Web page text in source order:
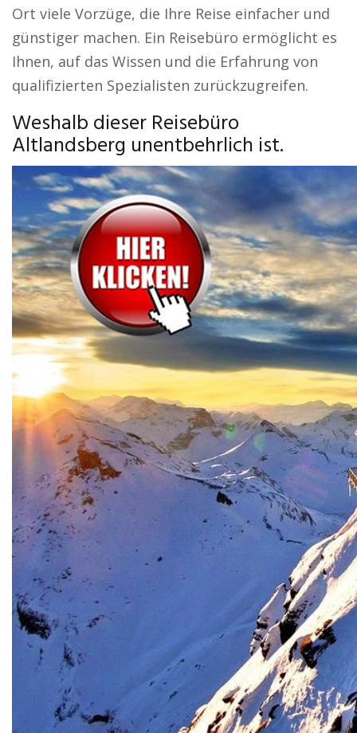
Ort viele Vorzüge, die Ihre Reise einfacher und
günstiger machen. Ein Reisebüro ermöglicht es
Ihnen, auf das Wissen und die Erfahrung von
qualifizierten Spezialisten zurückzugreifen.
Weshalb dieser Reisebüro
Altlandsberg unentbehrlich ist.